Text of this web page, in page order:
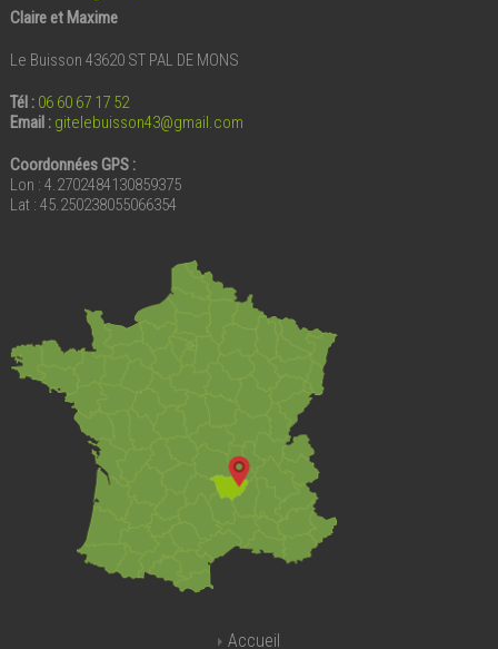
Claire et Maxime
Le Buisson 43620 ST PAL DE MONS
Tél : 06 60 67 17 52
Email : gitelebuisson43@gmail.com
Coordonnées GPS :
Lon : 4.2702484130859375
Lat : 45.250238055066354
Accueil